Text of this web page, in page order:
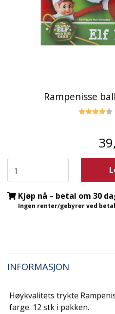
Rampenisse
Kjøp nå – betal om 30
Ingen renter/gebyrer ved
INFORMASJON
Høykvalitets trykte
farge. 12 stk i pakken.